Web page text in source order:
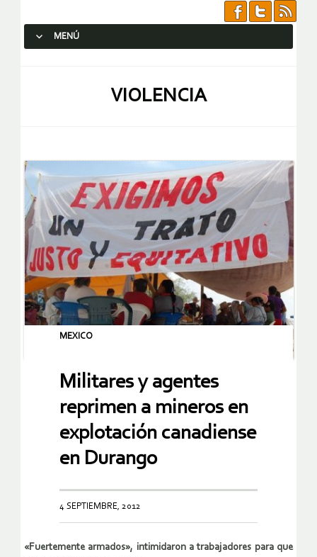
MENÚ
VIOLENCIA
MEXICO
Militares y agentes
reprimen a mineros en
explotación canadiense
en Durango
4 SEPTIEMBRE, 2012
«Fuertemente armados», intimidaron a trabajadores para que